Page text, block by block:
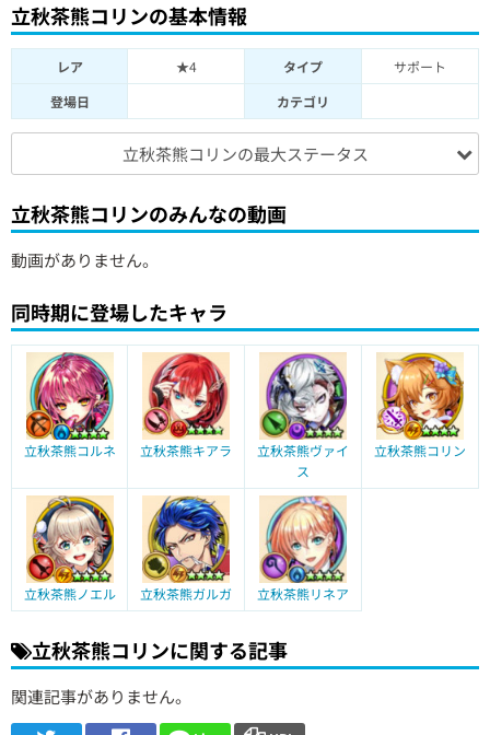
立秋茶熊コリンの基本情報
レア ★4 タイプ
サポート
登場日
カテゴリ
立秋茶熊コリンの最大ステータス
立秋茶熊コリンのみんなの動画
動画がありません。
同時期に登場したキャラ
立秋茶熊コルネ 立秋茶熊キアラ
立秋茶熊ヴァイ
ス
立秋茶熊コリン
立秋茶熊ノエル 立秋茶熊ガルガ 立秋茶熊リネア
立秋茶熊コリンに関する記事
関連記事がありません。